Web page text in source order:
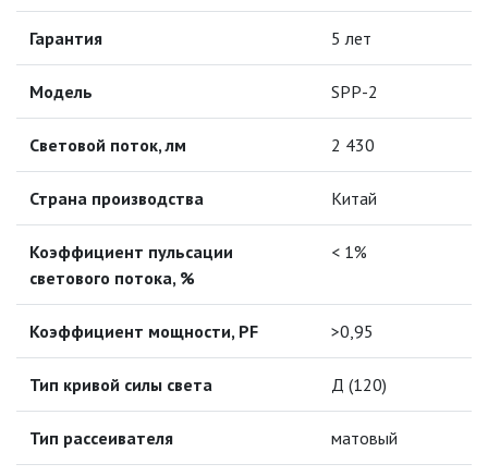
КАБЕЛЕНЕСУЩИЕ СИСТЕМЫ
КЛЕЙКИЕ ЛЕНТЫ
ЛЕНТЫ СВЕТОДИОДНЫЕ (LED
ЛЕНТЫ)
ЛИНЕЙНЫЕ СВЕТОДИОДНЫЕ
ЛЮСТРЫ
МОДУЛЬНЫЕ СИСТЕМЫ
ОСВЕЩЕНИЯ (LED МОДУЛИ)
Гарантия 5 лет
Модель SPP-2
Световой поток, лм 2 430
Страна производства Китай
Коэффициент пульсации
светового потока, %
< 1%
Коэффициент мощности, PF >0,95
Тип кривой силы света Д (120)
Тип рассеивателя матовый